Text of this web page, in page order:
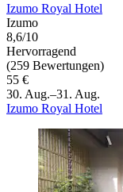
Izumo Royal Hotel
Izumo
8,6/10
Hervorragend
(259 Bewertungen)
55 €
30. Aug.–31. Aug.
Izumo Royal Hotel